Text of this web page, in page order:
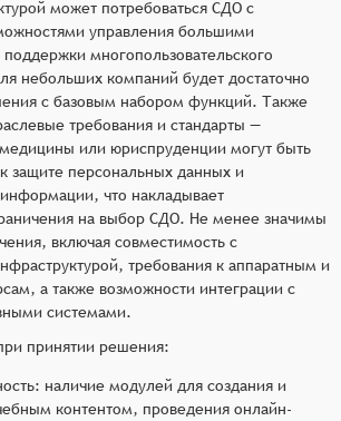
может потребоваться СДО с
управления большими
многопользовательского
небольших компаний будет достаточно
с базовым набором функций. Также
требования и стандарты —
или юриспруденции могут быть
защите персональных данных и
что накладывает
на выбор СДО. Не менее значимы
включая совместимость с
требования к аппаратным и
а также возможности интеграции с
системами.
принятии решения:
наличие модулей для создания и
контентом, проведения онлайн-